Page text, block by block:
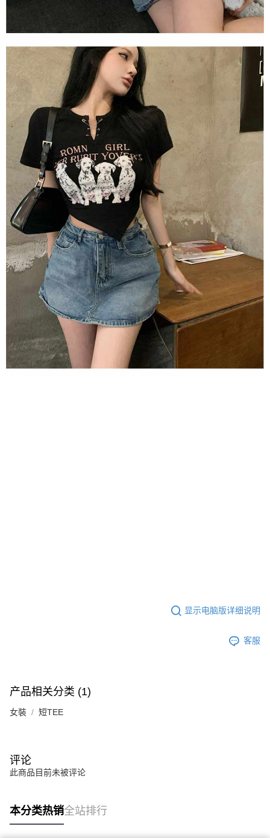
显示电脑版详细说明
客服
产品相关分类 (1)
女裝 短TEE
评论
此商品目前未被评论
本分类热销全站排行